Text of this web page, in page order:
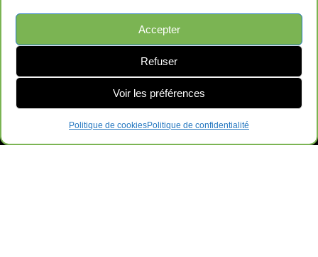
Accepter
Refuser
Voir les préférences
Politique de cookiesPolitique de confidentialité